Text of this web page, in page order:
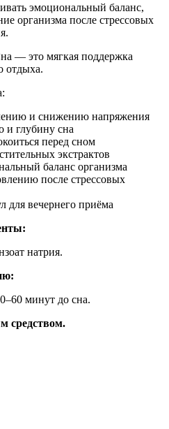
эмоциональный баланс,
организма после стрессовых
— это мягкая поддержка
отдыха.
и снижению напряжения
и глубину сна
перед сном
экстрактов
баланс организма
после стрессовых
для вечернего приёма
натрия.
минут до сна.
средством.